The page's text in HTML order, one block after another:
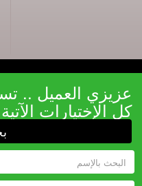
عزيزي العميل ..
كل الإختيارات